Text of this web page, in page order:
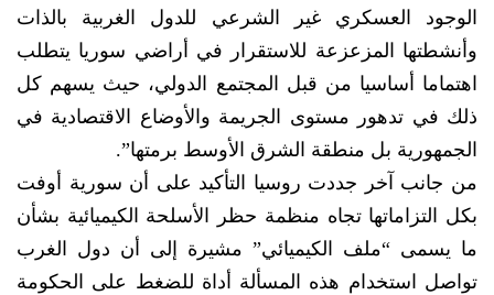
الوجود العسكري غير الشرعي للدول الغربية بالذات
وأنشطتها المزعزعة للاستقرار في أراضي سوريا يتطلب
اهتماما أساسيا من قبل المجتمع الدولي، حيث يسهم كل
ذلك في تدهور مستوى الجريمة والأوضاع الاقتصادية في
الجمهورية بل منطقة الشرق الأوسط برمتها”.
من جانب آخر جددت روسيا التأكيد على أن سورية أوفت
بكل التزاماتها تجاه منظمة حظر الأسلحة الكيميائية بشأن
ما يسمى “ملف الكيميائي” مشيرة إلى أن دول الغرب
تواصل استخدام هذه المسألة أداة للضغط على الحكومة